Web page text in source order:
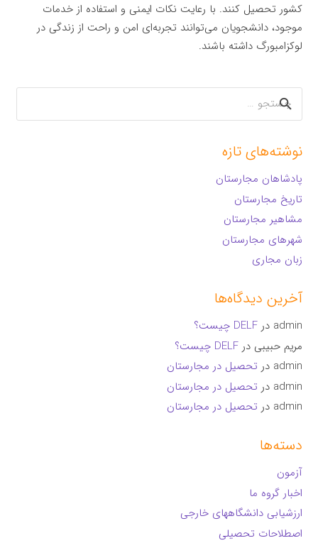
کشور تحصیل کنند. با رعایت نکات ایمنی و استفاده از خدمات
موجود، دانشجویان می‌توانند تجربه‌ای امن و راحت از زندگی در
لوکزامبورگ داشته باشند.
جستجو
برای:
نوشته‌های تازه
پادشاهان مجارستان
تاریخ مجارستان
مشاهیر مجارستان
شهرهای مجارستان
زبان مجاری
آخرین دیدگاه‌ها
admin درDELF چیست؟
مریم حبیبی درDELF چیست؟
admin در تحصیل در مجارستان
admin در تحصیل در مجارستان
admin در تحصیل در مجارستان
دسته‌ها
آزمون
اخبار گروه ما
ارزشیابی دانشگاههای خارجی
اصطلاحات تحصیلی